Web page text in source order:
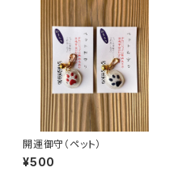
開運御守（ペット）
¥500